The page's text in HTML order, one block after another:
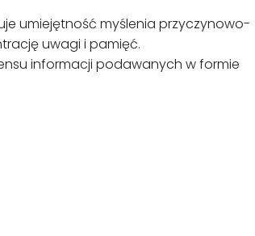
umiejętność myślenia przyczynowo-
uwagi i pamięć.
informacji podawanych w formie